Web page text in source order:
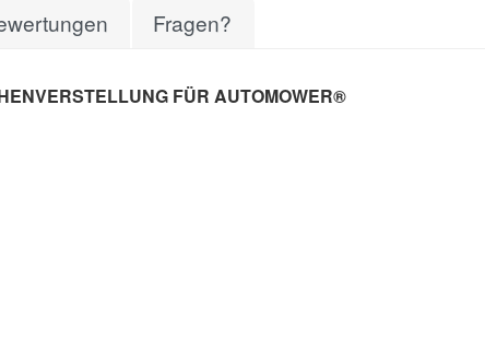
Fragen?
FÜR AUTOMOWER®